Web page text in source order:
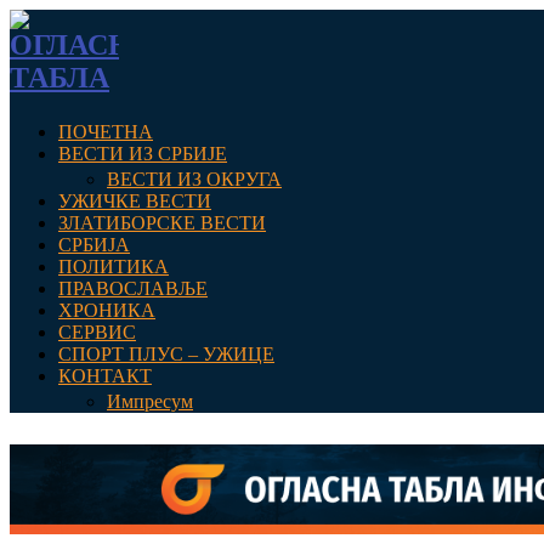
ПОЧЕТНА
ВЕСТИ ИЗ СРБИЈЕ
ВЕСТИ ИЗ ОКРУГА
УЖИЧКЕ ВЕСТИ
ЗЛАТИБОРСКЕ ВЕСТИ
СРБИЈА
ПОЛИТИКА
ПРАВОСЛАВЉЕ
ХРОНИКА
СЕРВИС
СПОРТ ПЛУС – УЖИЦЕ
КОНТАКТ
Импресум